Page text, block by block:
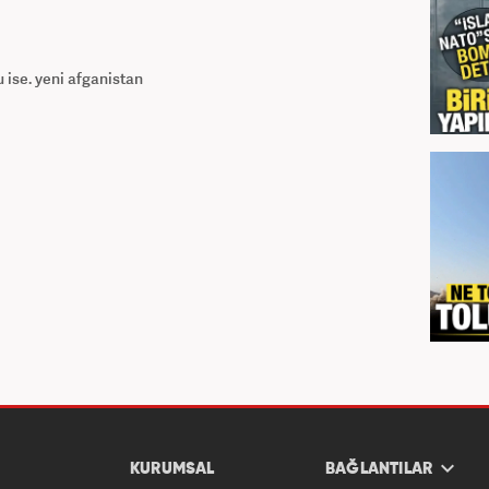
ise. yeni afganistan
KURUMSAL BAĞLANTILAR